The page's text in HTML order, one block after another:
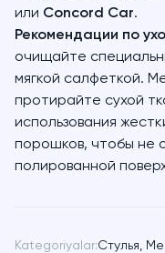
или Concord Car.
Рекомендации по
очищайте
мягкой салфеткой.
протирайте сухой
использования
порошков, чтобы не
полированной
Kategoriyalar:Стулья,